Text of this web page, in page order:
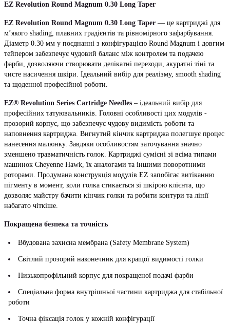
EZ Revolution Round Magnum 0.30 Long Taper
EZ Revolution Round Magnum 0.30 Long Taper — це картриджі для
м’якого shading, плавних градієнтів та рівномірного зафарбування.
Діаметр 0.30 мм у поєднанні з конфігурацією Round Magnum і довгим
тейпером забезпечує чудовий баланс між контролем та подачею
фарби, дозволяючи створювати делікатні переходи, акуратні тіні та
чисте насичення шкіри. Ідеальний вибір для реалізму, smooth shading
та щоденної професійної роботи.
EZ® Revolution Series Cartridge Needles – ідеальний вибір для
професійних татуювальників. Головні особливості цих модулів -
прозорий корпус, що забезпечує чудову видимість роботи та
наповнення картриджа. Вигнутий кінчик картриджа полегшує процес
нанесення малюнку. Завдяки особливостям заточування значно
зменшено травматичність голок. Картриджі сумісні зі всіма типами
машинок Cheyenne Hawk, їх аналогами та іншими поворотними
роторами. Продумана конструкція модулів EZ запобігає витіканню
пігменту в момент, коли голка стикається зі шкірою клієнта, що
дозволяє майстру бачити кінчик голки та робити контури та лінії
набагато чіткіше.
Покращена безпека та точність
Вбудована захисна мембрана (Safety Membrane System)
Світлий прозорий наконечник для кращої видимості голки
Низькопрофільний корпус для покращеної подачі фарби
Спеціальна форма внутрішньої частини картриджа для стабільної
роботи
Точна фіксація голок у кожній конфігурації